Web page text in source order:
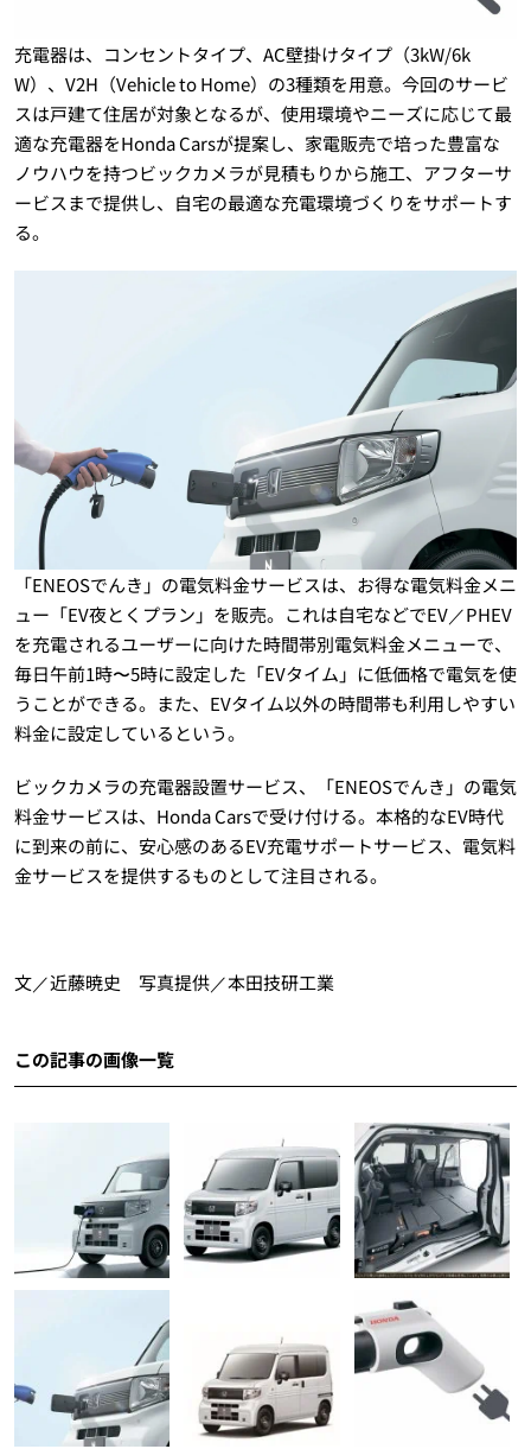
充電器は、コンセントタイプ、AC壁掛けタイプ（3kW/6k
W）、V2H（Vehicle to Home）の3種類を用意。今回のサービ
スは戸建て住居が対象となるが、使用環境やニーズに応じて最
適な充電器をHonda Carsが提案し、家電販売で培った豊富な
ノウハウを持つビックカメラが見積もりから施工、アフターサ
ービスまで提供し、自宅の最適な充電環境づくりをサポートす
る。
「ENEOSでんき」の電気料金サービスは、お得な電気料金メニ
ュー「EV夜とくプラン」を販売。これは自宅などでEV／PHEV
を充電されるユーザーに向けた時間帯別電気料金メニューで、
毎日午前1時〜5時に設定した「EVタイム」に低価格で電気を使
うことができる。また、EVタイム以外の時間帯も利用しやすい
料金に設定しているという。
ビックカメラの充電器設置サービス、「ENEOSでんき」の電気
料金サービスは、Honda Carsで受け付ける。本格的なEV時代
に到来の前に、安心感のあるEV充電サポートサービス、電気料
金サービスを提供するものとして注目される。
文／近藤暁史 写真提供／本田技研工業
この記事の画像一覧